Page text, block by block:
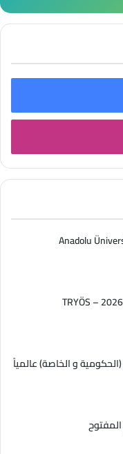
(الحكومية و الخاصة) عالمياً